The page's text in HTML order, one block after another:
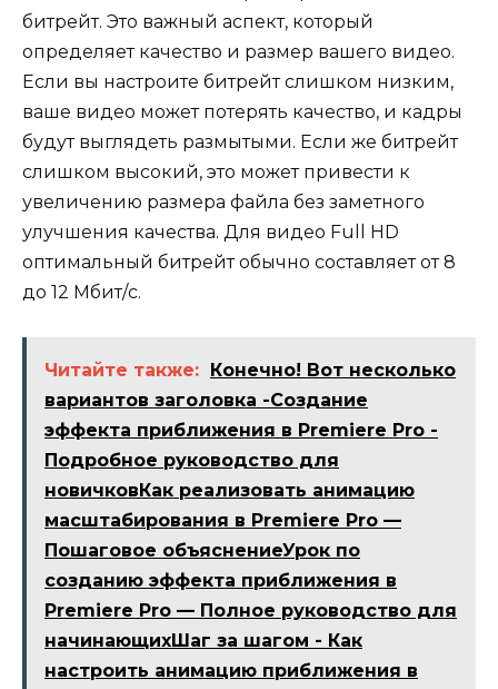
битрейт. Это важный аспект, который
определяет качество и размер вашего видео.
Если вы настроите битрейт слишком низким,
ваше видео может потерять качество, и кадры
будут выглядеть размытыми. Если же битрейт
слишком высокий, это может привести к
увеличению размера файла без заметного
улучшения качества. Для видео Full HD
оптимальный битрейт обычно составляет от 8
до 12 Мбит/с.
Читайте также:
Конечно! Вот несколько
вариантов заголовка -Создание
эффекта приближения в Premiere Pro -
Подробное руководство для
новичковКак реализовать анимацию
масштабирования в Premiere Pro —
Пошаговое объяснениеУрок по
созданию эффекта приближения в
Premiere Pro — Полное руководство для
начинающихШаг за шагом - Как
настроить анимацию приближения в